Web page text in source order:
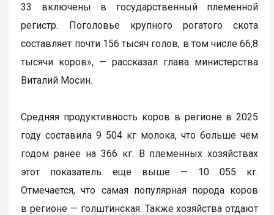
33 включены в государственный племенной
регистр. Поголовье крупного рогатого скота
составляет почти 156 тысяч голов, в том числе 66,8
тысячи коров», — рассказал глава министерства
Виталий Мосин.
Средняя продуктивность коров в регионе в 2025
году составила 9 504 кг молока, что больше чем
годом ранее на 366 кг. В племенных хозяйствах
этот показатель еще выше — 10 055 кг.
Отмечается, что самая популярная порода коров
в регионе — голштинская. Также хозяйства отдают